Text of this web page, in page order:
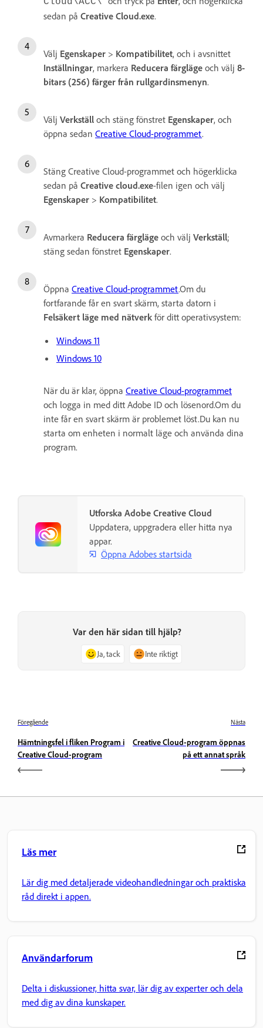
sedan på Creative Cloud.exe.
Välj Egenskaper > Kompatibilitet, och i avsnittet
Inställningar, markera Reducera färgläge och välj 8-
bitars (256) färger från rullgardinsmenyn.
Välj Verkställ och stäng fönstret Egenskaper, och
öppna sedan Creative Cloud-programmet.
Stäng Creative Cloud-programmet och högerklicka
sedan på Creative cloud.exe-filen igen och välj
Egenskaper > Kompatibilitet.
Avmarkera Reducera färgläge och välj Verkställ;
stäng sedan fönstret Egenskaper.
Öppna Creative Cloud-programmet.Om du
fortfarande får en svart skärm, starta datorn i
Felsäkert läge med nätverk för ditt operativsystem:
Windows 11
Windows 10
När du är klar, öppna Creative Cloud-programmet
och logga in med ditt Adobe ID och lösenord.Om du
inte får en svart skärm är problemet löst.Du kan nu
starta om enheten i normalt läge och använda dina
program.
Utforska Adobe Creative Cloud
Uppdatera, uppgradera eller hitta nya
appar.
Öppna Adobes startsida
Var den här sidan till hjälp?
Ja, tack Inte riktigt
Föregående
Hämtningsfel i fliken Program i
Creative Cloud-program
Nästa
Creative Cloud-program öppnas
på ett annat språk
Läs mer
Lär dig med detaljerade videohandledningar och praktiska
råd direkt i appen.
Användarforum
Delta i diskussioner, hitta svar, lär dig av experter och dela
med dig av dina kunskaper.